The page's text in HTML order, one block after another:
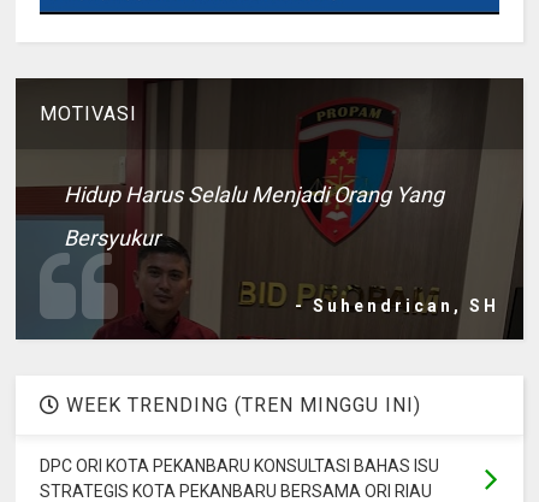
MOTIVASI
Hidup Harus Selalu Menjadi Orang Yang
Bersyukur
- Suhendrican, SH
WEEK TRENDING (TREN MINGGU INI)
DPC ORI KOTA PEKANBARU KONSULTASI BAHAS ISU
STRATEGIS KOTA PEKANBARU BERSAMA ORI RIAU